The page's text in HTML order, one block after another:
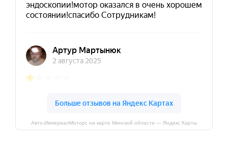
Авто-ИмпериалМоторс на карте Минской области — Яндекс Карты